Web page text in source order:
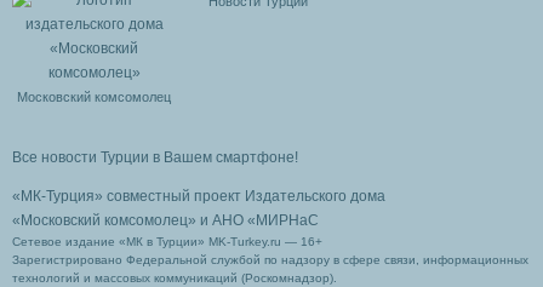
Московский комсомолец
Все новости Турции в Вашем смартфоне!
«МК-Турция» совместный проект Издательского дома
«Московский комсомолец» и АНО «МИРНаС
Сетевое издание «МК в Турции» MK-Turkey.ru — 16+
Зарегистрировано Федеральной службой по надзору в сфере связи, информационных
технологий и массовых коммуникаций (Роскомнадзор).